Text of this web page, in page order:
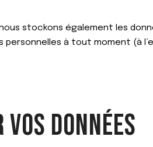
stockons également les
à tout moment (à
DONNÉES